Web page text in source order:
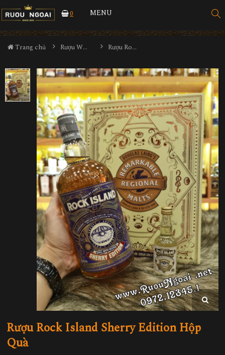
0 MENU
Trang chủ Rượu Whisky Rượu Rock Island Sherry Edition Hộp Quà
Rượu Rock Island Sherry Edition Hộp
Quà